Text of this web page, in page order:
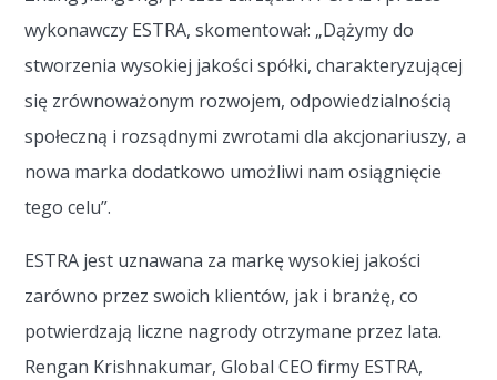
wykonawczy ESTRA, skomentował: „Dążymy do
stworzenia wysokiej jakości spółki, charakteryzującej
się zrównoważonym rozwojem, odpowiedzialnością
społeczną i rozsądnymi zwrotami dla akcjonariuszy, a
nowa marka dodatkowo umożliwi nam osiągnięcie
tego celu”.
ESTRA jest uznawana za markę wysokiej jakości
zarówno przez swoich klientów, jak i branżę, co
potwierdzają liczne nagrody otrzymane przez lata.
Rengan Krishnakumar, Global CEO firmy ESTRA,